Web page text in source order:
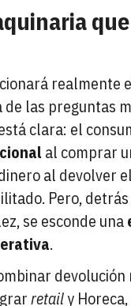
realmente
de las preguntas
clara: el
al comprar
al devolver
Pero,
se esconde una
.
devolución
retaily